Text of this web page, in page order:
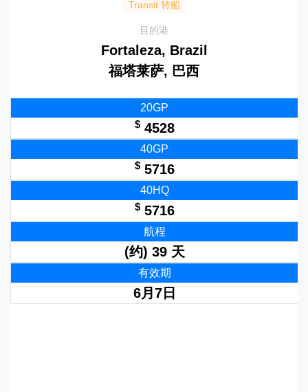
Transit 转船
目的港
Fortaleza, Brazil
福塔莱萨, 巴西
20GP
$4528
40GP
$5716
40HQ
$5716
航程
(约) 39 天
有效期
6月7日